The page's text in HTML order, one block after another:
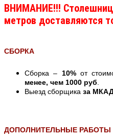
ВНИМАНИЕ!!!
метров доставляются
СБОРКА
Сборка – 10%от
менее, чем 1000 руб
Выезд сборщика за
ДОПОЛНИТЕЛЬНЫЕ РАБОТЫ